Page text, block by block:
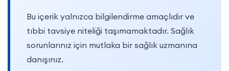
Bu içerik yalnızca bilgilendirme amaçlıdır ve
tıbbi tavsiye niteliği taşımamaktadır. Sağlık
sorunlarınız için mutlaka bir sağlık uzmanına
danışınız.